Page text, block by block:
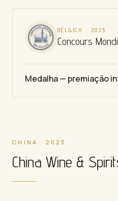
BÉLGICA ·2023
Concours
Medalha — premiação
CHINA · 2023
China Wine &